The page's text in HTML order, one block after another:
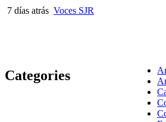
7 días atrás Voces SJR
Categories